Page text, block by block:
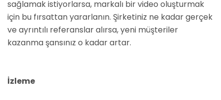
sağlamak istiyorlarsa, markalı bir video oluşturmak
için bu fırsattan yararlanın. Şirketiniz ne kadar gerçek
ve ayrıntılı referanslar alırsa, yeni müşteriler
kazanma şansınız o kadar artar.
İzleme